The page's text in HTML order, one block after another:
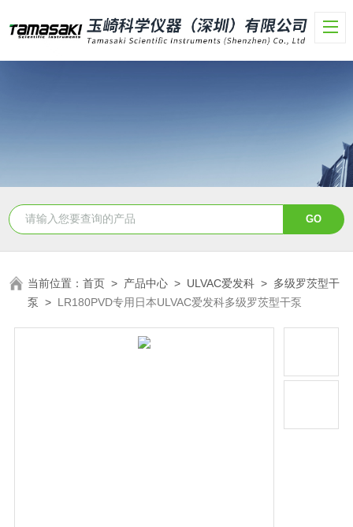
当前位置：首页 > 产品中心 > ULVAC爱发科 > 多级罗茨型干
泵 > LR180PVD专用日本ULVAC爱发科多级罗茨型干泵